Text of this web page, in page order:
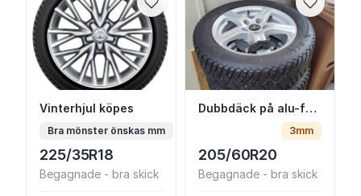
Vinterhjul köpes
Vinterhjul köpes
Bra mönster önskas mm
225/35R18
Begagnade - bra skick
Dubbdäck på alu-
Dubbdäck på alu-fälg till Toyota Avensis
3mm
205/60R20
Begagnade - bra skick